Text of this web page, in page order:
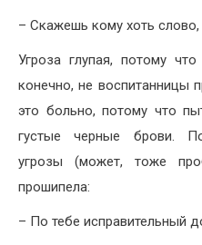
– Скажешь кому хоть
Угроза глупая, потому
конечно, не воспитанницы
это больно, потому что
густые черные брови.
угрозы (может, тоже
прошипела:
– По тебе исправительный